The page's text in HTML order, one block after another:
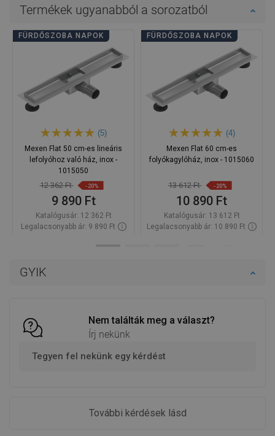
GYIK
Nem találták meg a választ?
Írj nekünk
Tegyen fel nekünk egy kérdést
További kérdések lásd
Termékek ugyanabból a sorozatból
FÜRDŐSZOBA NAPOK
(5)
Mexen Flat 50 cm-es lineáris
lefolyóhoz való ház, inox -
1015050
12 362 Ft -20%
9 890 Ft
Katalógusár: 12 362 Ft
Legalacsonyabb ár: 9 890 Ft
FÜRDŐSZOBA NAPOK
(4)
Mexen Flat 60 cm-es
folyókagylóház, inox - 1015060
13 612 Ft -20%
10 890 Ft
Katalógusár: 13 612 Ft
Legalacsonyabb ár: 10 890 Ft